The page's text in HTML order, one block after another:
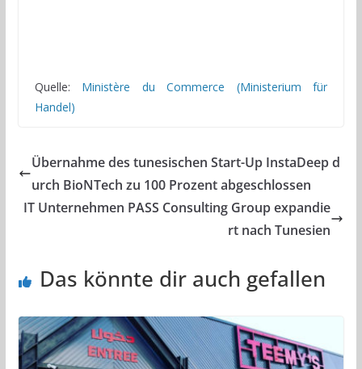
Quelle: Ministère du Commerce (Ministerium für
Handel)
Übernahme des tunesischen Start-Up InstaDeep d
urch BioNTech zu 100 Prozent abgeschlossen
IT Unternehmen PASS Consulting Group expandie
rt nach Tunesien
Das könnte dir auch gefallen